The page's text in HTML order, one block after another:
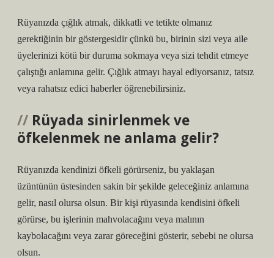
Rüyanızda çığlık atmak, dikkatli ve tetikte olmanız
gerektiğinin bir göstergesidir çünkü bu, birinin sizi veya aile
üyelerinizi kötü bir duruma sokmaya veya sizi tehdit etmeye
çalıştığı anlamına gelir. Çığlık atmayı hayal ediyorsanız, tatsız
veya rahatsız edici haberler öğrenebilirsiniz.
Rüyada sinirlenmek ve
öfkelenmek ne anlama gelir?
Rüyanızda kendinizi öfkeli görürseniz, bu yaklaşan
üzüntünün üstesinden sakin bir şekilde geleceğiniz anlamına
gelir, nasıl olursa olsun. Bir kişi rüyasında kendisini öfkeli
görürse, bu işlerinin mahvolacağını veya malının
kaybolacağını veya zarar göreceğini gösterir, sebebi ne olursa
olsun.